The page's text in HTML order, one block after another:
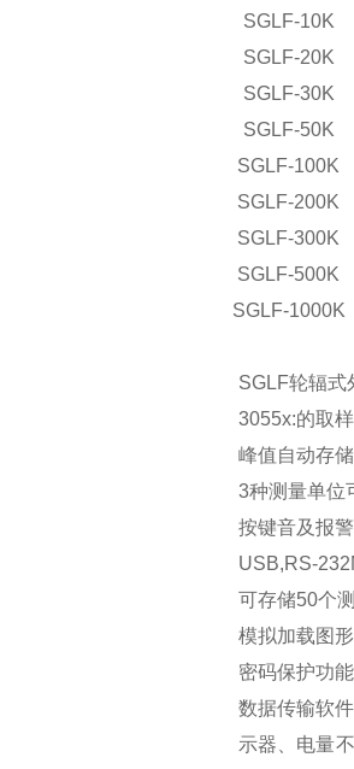
SGLF-10K
SGLF-20K
SGLF-30K
SGLF-50K
SGLF-100K
SGLF-200K
SGLF-300K
SGLF-500K
SGLF-1000K
SGLF轮辐式
3055x:的取
峰值自动存
3种测量单位
按键音及报
USB,RS-
可存储50个
模拟加载图
密码保护功
数据传输软
示器、电量